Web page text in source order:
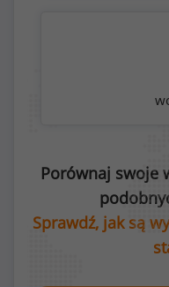
Porównaj swoje
Sprawdź, jak są